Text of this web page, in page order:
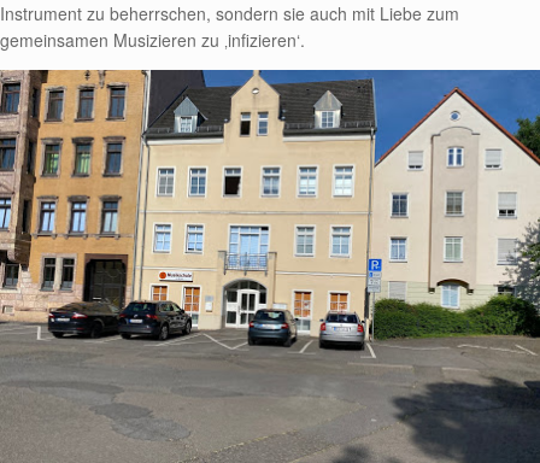
Instrument zu beherrschen, sondern sie auch mit Liebe zum
gemeinsamen Musizieren zu ‚infizieren‘.